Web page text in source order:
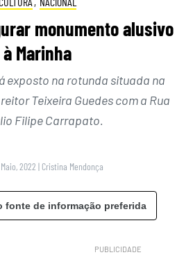
monumento alusivo
à Marinha
exposto na rotunda situada na
Teixeira Guedes com a Rua
Filipe Carrapato.
2022 | Cristina Mendonça
fonte de informação preferida